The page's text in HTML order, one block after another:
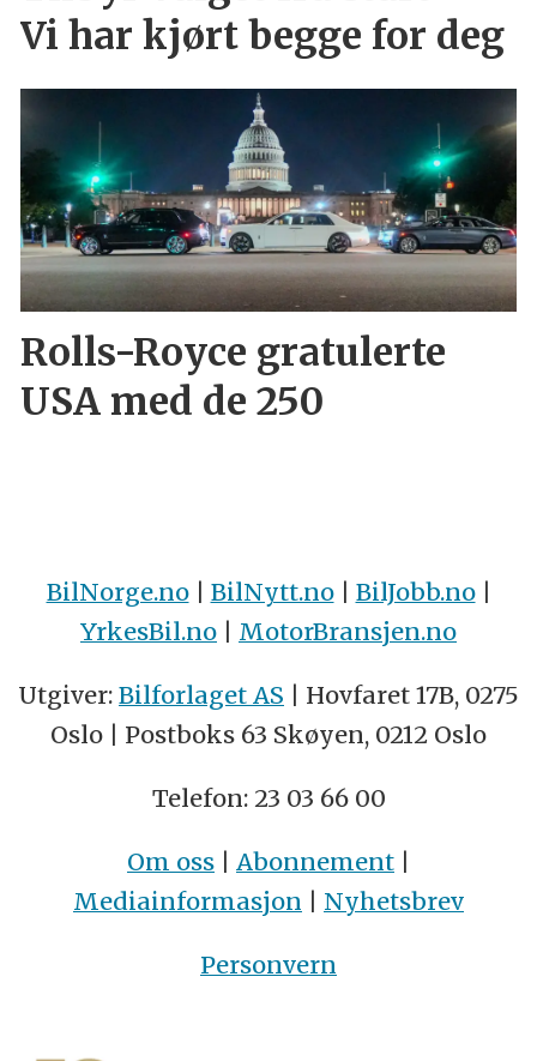
Vi har kjørt begge for deg
Rolls-Royce gratulerte
USA med de 250
BilNorge.no| BilNytt.no| BilJobb.no|
YrkesBil.no | MotorBransjen.no
Utgiver: Bilforlaget AS | Hovfaret 17B, 0275
Oslo | Postboks 63 Skøyen, 0212 Oslo
Telefon: 23 03 66 00
Om oss | Abonnement |
Mediainformasjon | Nyhetsbrev
Personvern